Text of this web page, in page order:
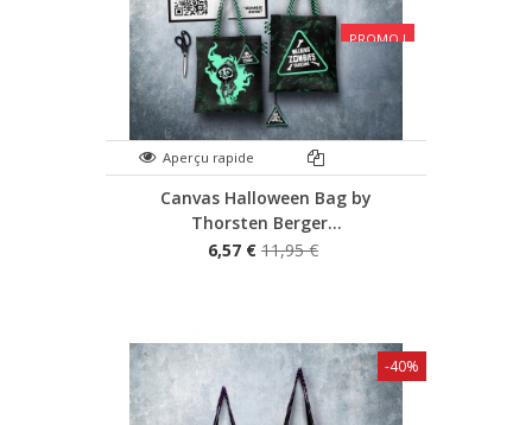
PROMO !
Aperçu rapide
Canvas Halloween Bag by
Thorsten Berger...
6,57 € 11,95 €
-40%